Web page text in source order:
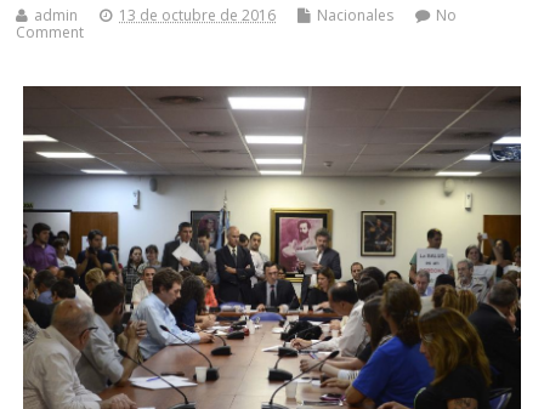
admin 13 de octubre de 2016 Nacionales
No
Comment